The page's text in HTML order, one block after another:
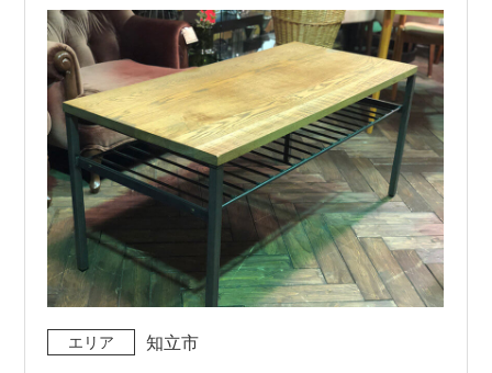
エリア 知立市